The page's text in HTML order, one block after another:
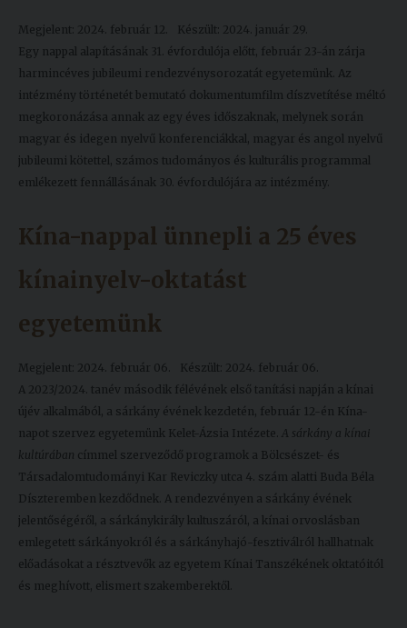
Megjelent: 2024. február 12.
Készült: 2024. január 29.
Egy nappal alapításának 31. évfordulója előtt, február 23-án zárja
harmincéves jubileumi rendezvénysorozatát egyetemünk. Az
intézmény történetét bemutató dokumentumfilm díszvetítése méltó
megkoronázása annak az egy éves időszaknak, melynek során
magyar és idegen nyelvű konferenciákkal, magyar és angol nyelvű
jubileumi kötettel, számos tudományos és kulturális programmal
emlékezett fennállásának 30. évfordulójára az intézmény.
Kína-nappal ünnepli a 25 éves
kínainyelv-oktatást
egyetemünk
Megjelent: 2024. február 06.
Készült: 2024. február 06.
A 2023/2024. tanév második félévének első tanítási napján a kínai
újév alkalmából, a sárkány évének kezdetén, február 12-én Kína-
napot szervez egyetemünk Kelet-Ázsia Intézete. A sárkány a kínai
kultúrában címmel szerveződő programok a Bölcsészet- és
Társadalomtudományi Kar Reviczky utca 4. szám alatti Buda Béla
Díszteremben kezdődnek. A rendezvényen a sárkány évének
jelentőségéről, a sárkánykirály kultuszáról, a kínai orvoslásban
emlegetett sárkányokról és a sárkányhajó-fesztiválról hallhatnak
előadásokat a résztvevők az egyetem Kínai Tanszékének oktatóitól
és meghívott, elismert szakemberektől.